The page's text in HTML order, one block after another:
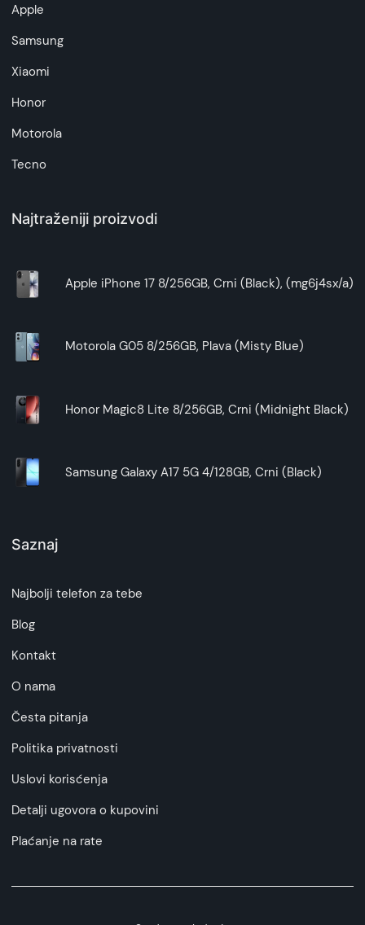
Apple
Samsung
Xiaomi
Honor
Motorola
Tecno
Najtraženiji proizvodi
Apple iPhone 17 8/256GB, Crni (Black), (mg6j4sx/a)
Motorola G05 8/256GB, Plava (Misty Blue)
Honor Magic8 Lite 8/256GB, Crni (Midnight Black)
Samsung Galaxy A17 5G 4/128GB, Crni (Black)
Saznaj
Najbolji telefon za tebe
Blog
Kontakt
O nama
Česta pitanja
Politika privatnosti
Uslovi korisćenja
Detalji ugovora o kupovini
Plaćanje na rate